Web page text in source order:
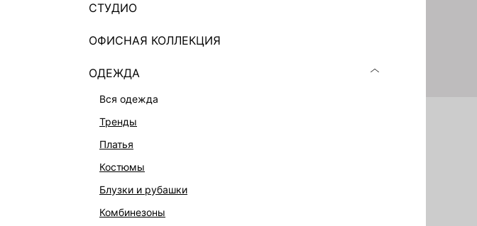
СТУДИО
ОФИСНАЯ КОЛЛЕКЦИЯ
ОДЕЖДА
вся одежда
тренды
платья
костюмы
блузки и рубашки
комбинезоны